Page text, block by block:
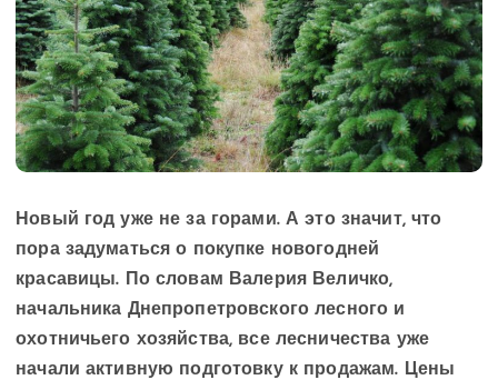
Новый год уже не за горами. А это значит, что
пора задуматься о покупке новогодней
красавицы. По словам Валерия Величко,
начальника Днепропетровского лесного и
охотничьего хозяйства, все лесничества уже
начали активную подготовку к продажам. Цены